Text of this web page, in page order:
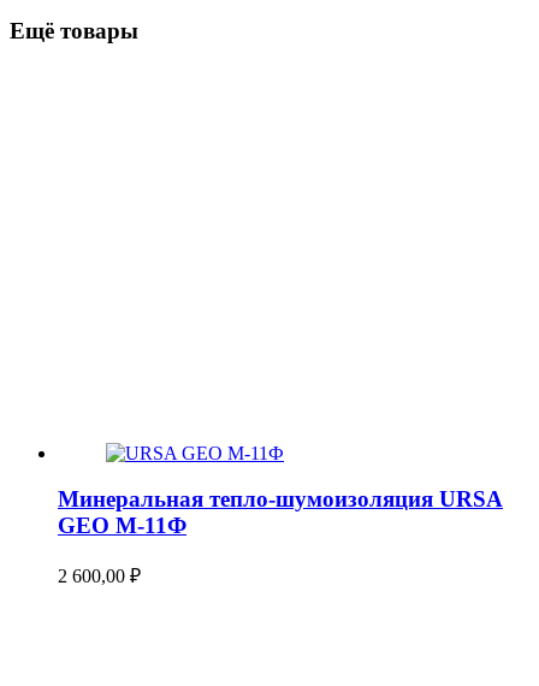
Ещё товары
Минеральная тепло-шумоизоляция URSA
GEO М-11Ф
2 600,00 ₽